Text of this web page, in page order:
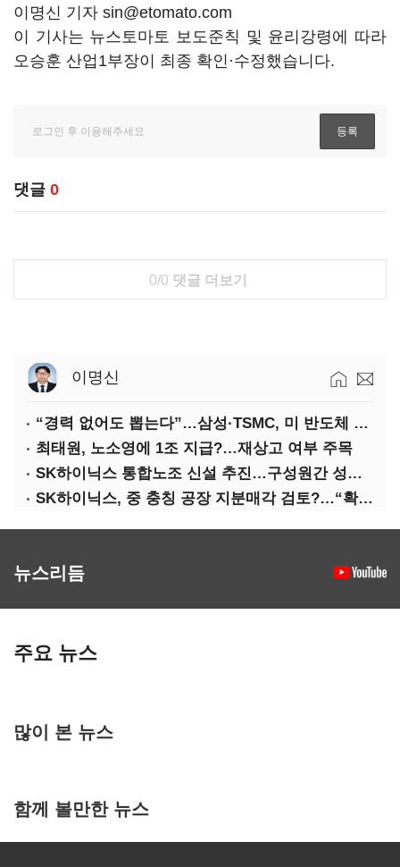
이명신 기자 sin@etomato.com
이 기사는 뉴스토마토 보도준칙 및 윤리강령에 따라
오승훈 산업1부장이 최종 확인·수정했습니다.
댓글 0
0/0 댓글 더보기
이명신
“경력 없어도 뽑는다”…삼성·TSMC, 미 반도체 인재 쟁탈전
최태원, 노소영에 1조 지급?…재상고 여부 주목
SK하이닉스 통합노조 신설 추진…구성원간 성과급 불만 확산
SK하이닉스, 중 충칭 공장 지분매각 검토?…“확정된 바 없어”
뉴스리듬
주요 뉴스
많이 본 뉴스
함께 볼만한 뉴스